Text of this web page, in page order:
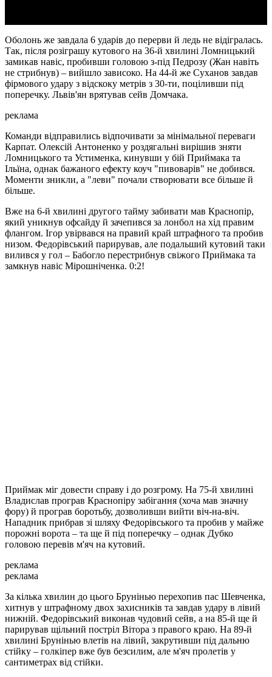
Оболонь же завдала 6 ударів до перерви й ледь не відігралась.
Так, після розіграшу кутового на 36-й хвилині Ломницький
замикав навіс, пробивши головою з-під Педрозу (Жан навіть
не стрибнув) – вийшло зависоко. На 44-й же Суханов завдав
фірмового удару з відскоку метрів з 30-ти, поціливши під
поперечку. Львів'ян врятував сейв Домчака.
реклама
Команди відправились відпочивати за мінімальної переваги
Карпат. Олексій Антоненко у роздягальні вирішив зняти
Ломницького та Устименка, кинувши у бій Приймака та
Ільїна, однак бажаного ефекту коуч "пивоварів" не добився.
Моменти зникли, а "леви" почали створювати все більше й
більше.
Вже на 6-й хвилині другого тайму забивати мав Краснопір,
який уникнув офсайду й зачепився за лонбол на хід правим
флангом. Ігор увірвався на правий край штрафного та пробив
низом. Федорівський парирував, але подальший кутовий таки
вилився у гол – Бабогло перестрибнув свіжого Приймака та
замкнув навіс Мірошніченка. 0:2!
Приймак міг довести справу і до розгрому. На 75-й хвилині
Владислав програв Краснопіру забігання (хоча мав значну
фору) й програв боротьбу, дозволивши вийти віч-на-віч.
Нападник прибрав зі шляху Федорівського та пробив у майже
порожні ворота – та ще й під поперечку – однак Дубко
головою перевів м'яч на кутовий.
реклама
реклама
За кілька хвилин до цього Брунінью перехопив пас Шевченка,
хитнув у штрафному двох захисників та завдав удару в лівий
нижній. Федорівський виконав чудовий сейв, а на 85-й ще й
парирував щільний постріл Вітора з правого краю. На 89-й
хвилині Брунінью влетів на лівий, закрутивши під дальню
стійку – голкіпер вже був безсилим, але м'яч пролетів у
сантиметрах від стійки.